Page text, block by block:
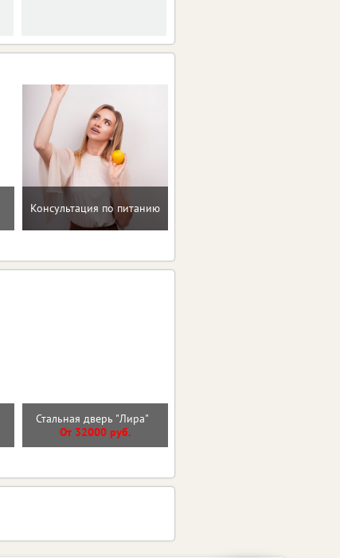
Консультация по питанию
Стальная дверь "Лира"
От 32000 руб.